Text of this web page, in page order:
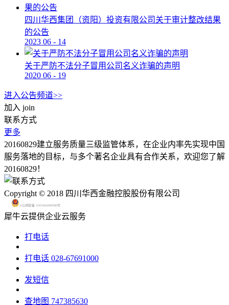
四川华西集团（资阳）投资有限公司关于审计整改结果
的公告
2023 06 - 14
关于严防不法分子冒用公司名义诈骗的声明
2020 06 - 19
进入公告频道>>
加入 join
联系方式
更多
20160829建立服务质量三级监管体系，在企业内率先实现中国
服务落地的目标，与多个著名企业具有合作关系，欢迎您了解
20160829！
Copyright © 2018 四川华西金融控股股份有限公司
川公网安备 51015602000580号
犀牛云提供企业云服务
打电话
打电话 028-67691000
发短信
查地图 747385630